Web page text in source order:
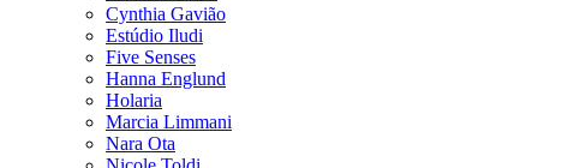
Cynthia Gavião
Estúdio Iludi
Five Senses
Hanna Englund
Holaria
Marcia Limmani
Nara Ota